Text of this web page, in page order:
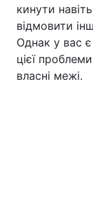
кинути
відмовити
Однак у вас
цієї
власні межі.